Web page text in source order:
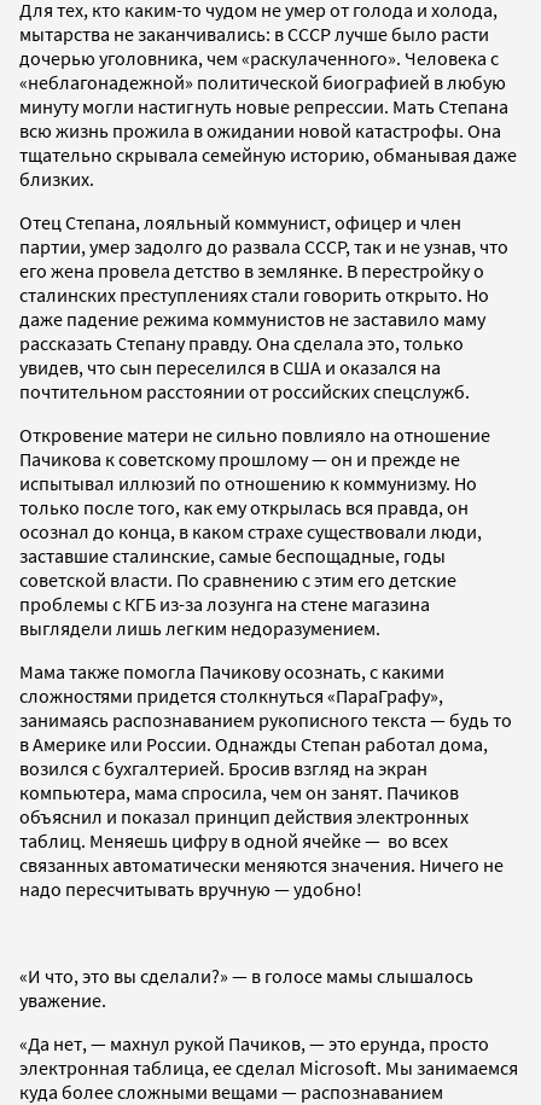
Для тех, кто каким-то чудом не умер от голода и холода,
мытарства не заканчивались: в СССР лучше было расти
дочерью уголовника, чем «раскулаченного». Человека с
«неблагонадежной» политической биографией в любую
минуту могли настигнуть новые репрессии. Мать Степана
всю жизнь прожила в ожидании новой катастрофы. Она
тщательно скрывала семейную историю, обманывая даже
близких.
Отец Степана, лояльный коммунист, офицер и член
партии, умер задолго до развала СССР, так и не узнав, что
его жена провела детство в землянке. В перестройку о
сталинских преступлениях стали говорить открыто. Но
даже падение режима коммунистов не заставило маму
рассказать Степану правду. Она сделала это, только
увидев, что сын переселился в США и оказался на
почтительном расстоянии от российских спецслужб.
Откровение матери не сильно повлияло на отношение
Пачикова к советскому прошлому — он и прежде не
испытывал иллюзий по отношению к коммунизму. Но
только после того, как ему открылась вся правда, он
осознал до конца, в каком страхе существовали люди,
заставшие сталинские, самые беспощадные, годы
советской власти. По сравнению с этим его детские
проблемы c КГБ из-за лозунга на стене магазина
выглядели лишь легким недоразумением.
Мама также помогла Пачикову осознать, с какими
сложностями придется столкнуться «ПараГрафу»,
занимаясь распознаванием рукописного текста — будь то
в Америке или России. Однажды Степан работал дома,
возился с бухгалтерией. Бросив взгляд на экран
компьютера, мама спросила, чем он занят. Пачиков
объяснил и показал принцип действия электронных
таблиц. Меняешь цифру в одной ячейке — во всех
связанных автоматически меняются значения. Ничего не
надо пересчитывать вручную — удобно!
«И что, это вы сделали?» — в голосе мамы слышалось
уважение.
«Да нет, — махнул рукой Пачиков, — это ерунда, просто
электронная таблица, ее сделал Microsoft. Мы занимаемся
куда более сложными вещами — распознаванием